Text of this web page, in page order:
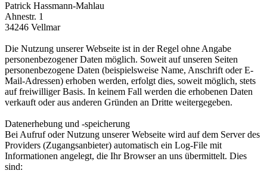
Patrick Hassmann-Mahlau
Ahnestr. 1
34246 Vellmar
Die Nutzung unserer Webseite ist in der Regel ohne Angabe
personenbezogener Daten möglich. Soweit auf unseren Seiten
personenbezogene Daten (beispielsweise Name, Anschrift oder E-
Mail-Adressen) erhoben werden, erfolgt dies, soweit möglich, stets
auf freiwilliger Basis. In keinem Fall werden die erhobenen Daten
verkauft oder aus anderen Gründen an Dritte weitergegeben.
Datenerhebung und -speicherung
Bei Aufruf oder Nutzung unserer Webseite wird auf dem Server des
Providers (Zugangsanbieter) automatisch ein Log-File mit
Informationen angelegt, die Ihr Browser an uns übermittelt. Dies
sind: